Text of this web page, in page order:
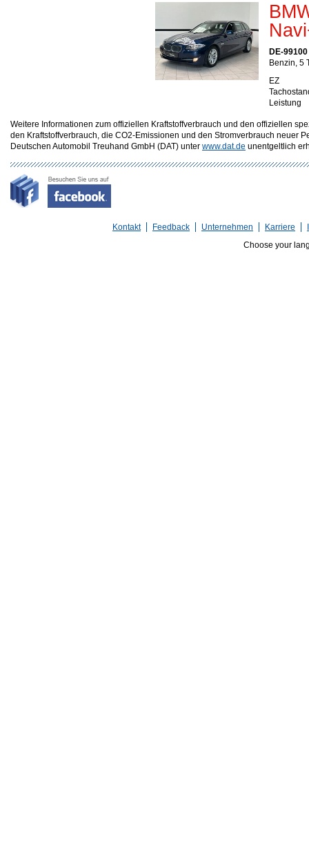
DE-
Benzin, 5
EZ
Leistung
Weitere Informationen zum offiziellen Kraftstoffverbrauch und den offiziellen
den Kraftstoffverbrauch, die CO2-Emissionen und den Stromverbrauch neuer
Deutschen Automobil Treuhand GmbH (DAT) unter www.dat.de unentgeltlich
Kontakt Feedback Unternehmen Karriere
Choose your